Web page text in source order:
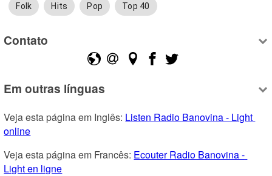
Folk Hits Pop Top 40
Contato
Em outras línguas
Veja esta página em Inglês: Listen Radio Banovina - Light
online
Veja esta página em Francês: Ecouter Radio Banovina -
Light en ligne